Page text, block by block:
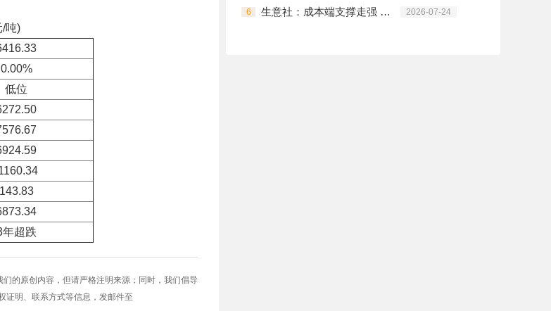
/吨)
0.00%
低位
143.83
年超跌
的原创内容，但请严格注明来源；同时，我们倡导
证明、联系方式等信息，发邮件至
6 生意社：成本端支撑走强 锦纶长丝全品类集中拉涨 2026-07-24